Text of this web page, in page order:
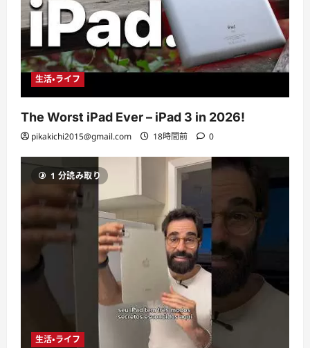
生活・ライフ
The Worst iPad Ever – iPad 3 in 2026!
pikakichi2015@gmail.com 18時間前 0
1 分読み取り
生活・ライフ